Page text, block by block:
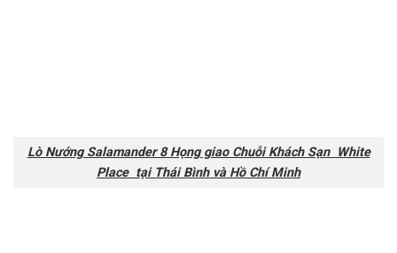
Lò Nướng Salamander 8 Họng giao Chuỗi Khách Sạn White
Place tại Thái Bình và Hồ Chí Minh